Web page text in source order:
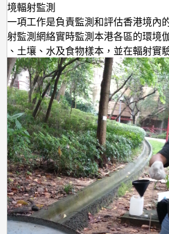
射
測
量
的
探
測
下
限
境輻射監測
一項工作是負責監測和評估香港境內
射監測網絡實時監測本港各區的環境
、土壤、水及食物樣本，並在輻射實